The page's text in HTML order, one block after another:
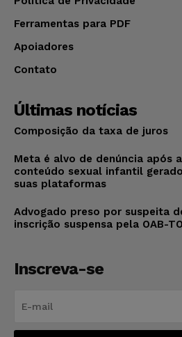
Ferramentas para PDF
Apoiadores
Contato
Últimas notícias
Composição da taxa de juros
Meta é alvo de denúncia após
conteúdo sexual infantil
suas plataformas
Advogado preso por suspeita
inscrição suspensa pela OAB-TO
Inscreva-se